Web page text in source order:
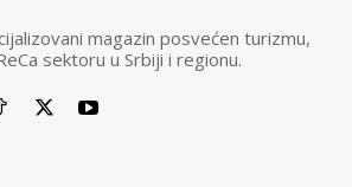
magazin posvećen turizmu,
sektoru u Srbiji i regionu.